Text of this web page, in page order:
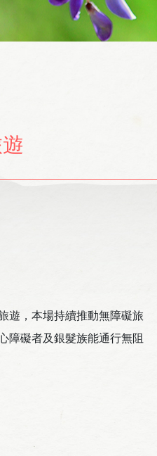
遊，本場持續推動無障礙旅
障礙者及銀髮族能通行無阻